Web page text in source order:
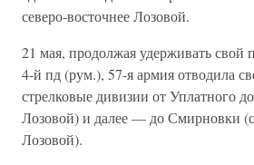
северо-восточнее Лозовой.
21 мая, продолжая удерживать свой
4-й пд (рум.), 57-я армия отводила
стрелковые дивизии от Уплатного
Лозовой) и далее — до Смирновки
Лозовой).